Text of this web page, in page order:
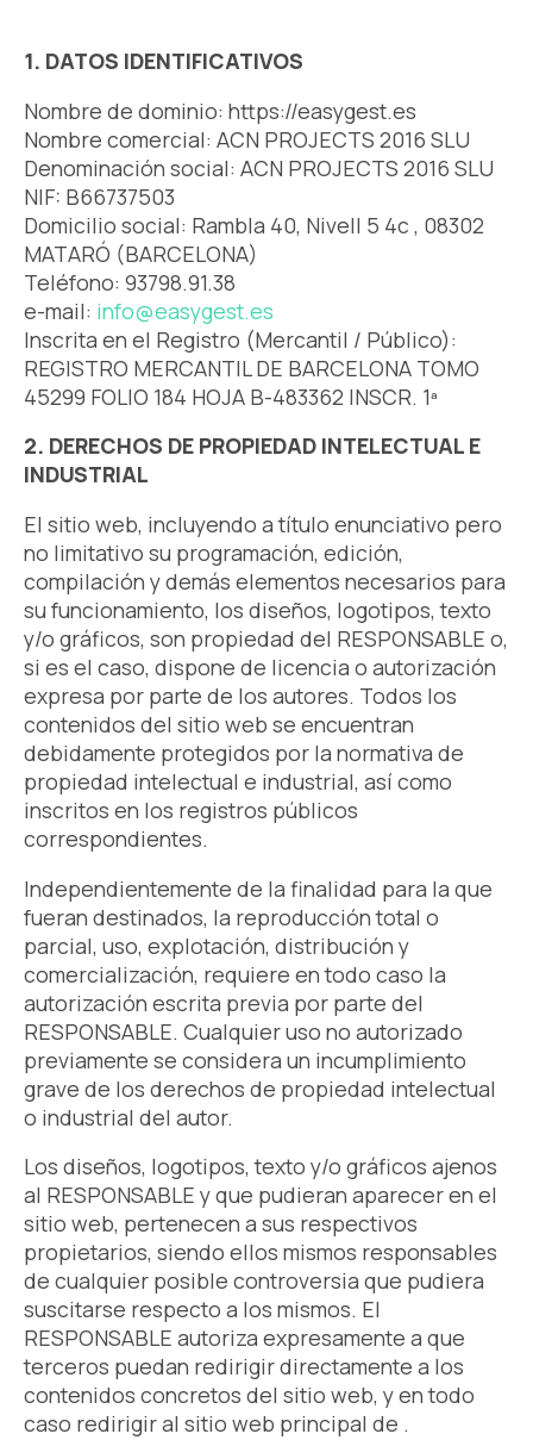
1. DATOS IDENTIFICATIVOS
Nombre de dominio: https://easygest.es
Nombre comercial: ACN PROJECTS 2016 SLU
Denominación social: ACN PROJECTS 2016 SLU
NIF: B66737503
Domicilio social: Rambla 40, Nivell 5 4c , 08302
MATARÓ (BARCELONA)
Teléfono: 93798.91.38
e-mail: info@easygest.es
Inscrita en el Registro (Mercantil / Público):
REGISTRO MERCANTIL DE BARCELONA TOMO
45299 FOLIO 184 HOJA B-483362 INSCR. 1ª
2. DERECHOS DE PROPIEDAD INTELECTUAL E
INDUSTRIAL
El sitio web, incluyendo a título enunciativo pero
no limitativo su programación, edición,
compilación y demás elementos necesarios para
su funcionamiento, los diseños, logotipos, texto
y/o gráficos, son propiedad del RESPONSABLE o,
si es el caso, dispone de licencia o autorización
expresa por parte de los autores. Todos los
contenidos del sitio web se encuentran
debidamente protegidos por la normativa de
propiedad intelectual e industrial, así como
inscritos en los registros públicos
correspondientes.
Independientemente de la finalidad para la que
fueran destinados, la reproducción total o
parcial, uso, explotación, distribución y
comercialización, requiere en todo caso la
autorización escrita previa por parte del
RESPONSABLE. Cualquier uso no autorizado
previamente se considera un incumplimiento
grave de los derechos de propiedad intelectual
o industrial del autor.
Los diseños, logotipos, texto y/o gráficos ajenos
al RESPONSABLE y que pudieran aparecer en el
sitio web, pertenecen a sus respectivos
propietarios, siendo ellos mismos responsables
de cualquier posible controversia que pudiera
suscitarse respecto a los mismos. El
RESPONSABLE autoriza expresamente a que
terceros puedan redirigir directamente a los
contenidos concretos del sitio web, y en todo
caso redirigir al sitio web principal de .